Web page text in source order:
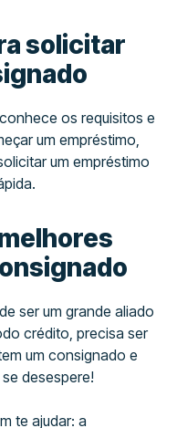
solicitar
os requisitos e
um empréstimo,
um empréstimo
ser um grande aliado
crédito, precisa ser
um consignado e
desespere!
te ajudar: a